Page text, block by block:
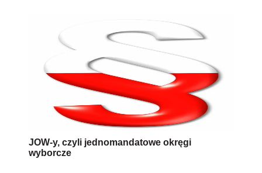
JOW-y, czyli jednomandatowe okręgi
wyborcze